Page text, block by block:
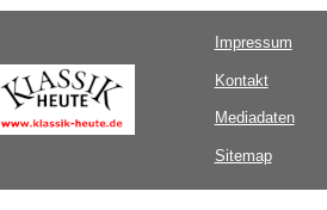
Impressum
Kontakt
Mediadaten
Sitemap